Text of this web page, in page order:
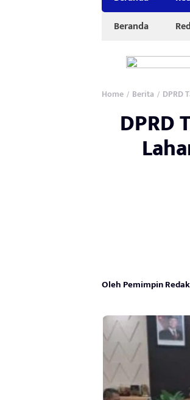
Beranda
Home / Berita / DPRD
DPRD
Oleh Pemimpin